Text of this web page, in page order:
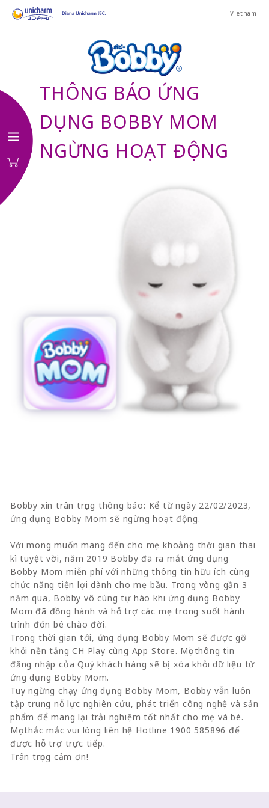
Vietnam
THÔNG BÁO ỨNG
DỤNG BOBBY MOM
NGỪNG HOẠT ĐỘNG
Bobby xin trân trọng thông báo: Kể từ ngày 22/02/2023,
ứng dụng Bobby Mom sẽ ngừng hoạt động.
Với mong muốn mang đến cho mẹ khoảng thời gian thai
kì tuyệt vời, năm 2019 Bobby đã ra mắt ứng dụng
Bobby Mom miễn phí với những thông tin hữu ích cùng
chức năng tiện lợi dành cho mẹ bầu. Trong vòng gần 3
năm qua, Bobby vô cùng tự hào khi ứng dụng Bobby
Mom đã đồng hành và hỗ trợ các mẹ trong suốt hành
trình đón bé chào đời.
Trong thời gian tới, ứng dụng Bobby Mom sẽ được gỡ
khỏi nền tảng CH Play cùng App Store. Mọi thông tin
đăng nhập của Quý khách hàng sẽ bị xóa khỏi dữ liệu từ
ứng dụng Bobby Mom.
Tuy ngừng chạy ứng dụng Bobby Mom, Bobby vẫn luôn
tập trung nỗ lực nghiên cứu, phát triển công nghệ và sản
phẩm để mang lại trải nghiệm tốt nhất cho mẹ và bé.
Mọi thắc mắc vui lòng liên hệ Hotline 1900 585896 để
được hỗ trợ trực tiếp.
Trân trọng cảm ơn!